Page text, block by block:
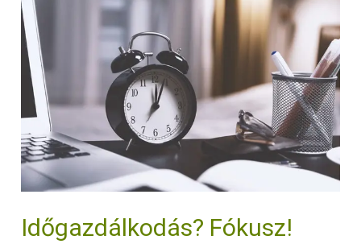
Időgazdálkodás? Fókusz!
Fókusz!